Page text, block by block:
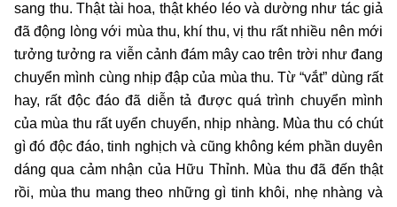
sang thu. Thật tài hoa, thật khéo léo và dường như tác giả
đã động lòng với mùa thu, khí thu, vị thu rất nhiều nên mới
tưởng tưởng ra viễn cảnh đám mây cao trên trời như đang
chuyển mình cùng nhịp đập của mùa thu. Từ “vắt” dùng rất
hay, rất độc đáo đã diễn tả được quá trình chuyển mình
của mùa thu rất uyển chuyển, nhịp nhàng. Mùa thu có chút
gì đó độc đáo, tinh nghịch và cũng không kém phần duyên
dáng qua cảm nhận của Hữu Thỉnh. Mùa thu đã đến thật
rồi, mùa thu mang theo những gì tinh khôi, nhẹ nhàng và